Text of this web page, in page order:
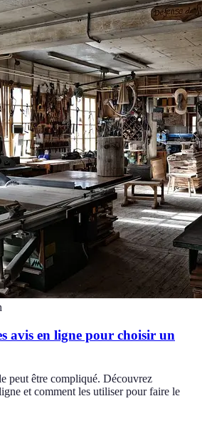
avis en ligne pour choisir un
peut être compliqué. Découvrez
et comment les utiliser pour faire le